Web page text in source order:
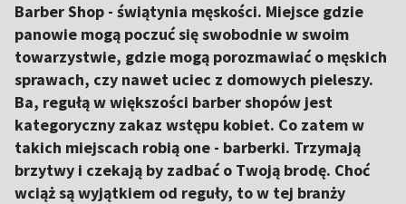
Barber Shop - świątynia męskości. Miejsce gdzie
panowie mogą poczuć się swobodnie w swoim
towarzystwie, gdzie mogą porozmawiać o męskich
sprawach, czy nawet uciec z domowych pieleszy.
Ba, regułą w większości barber shopów jest
kategoryczny zakaz wstępu kobiet. Co zatem w
takich miejscach robią one - barberki. Trzymają
brzytwy i czekają by zadbać o Twoją brodę. Choć
wciąż są wyjątkiem od reguły, to w tej branży